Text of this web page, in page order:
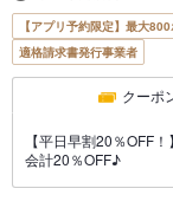
【アプリ予約限定】最大
適格請求書発行事業者
クーポ
【平日早割20％OFF
会計20％OFF♪